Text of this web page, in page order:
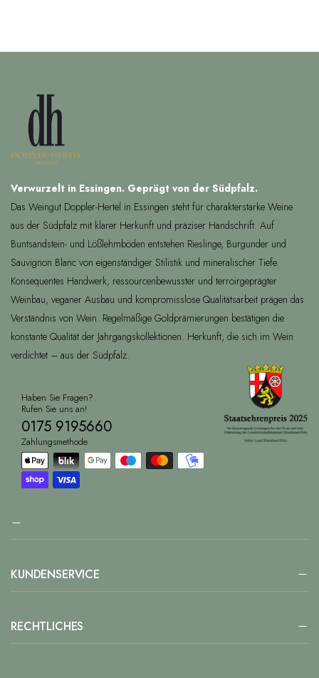
Verwurzelt in Essingen. Geprägt von der Südpfalz.
Das Weingut Doppler-Hertel in Essingen steht für charakterstarke Weine
aus der Südpfalz mit klarer Herkunft und präziser Handschrift. Auf
Buntsandstein- und Lößlehmböden entstehen Rieslinge, Burgunder und
Sauvignon Blanc von eigenständiger Stilistik und mineralischer Tiefe.
Konsequentes Handwerk, ressourcenbewusster und terroirgeprägter
Weinbau, veganer Ausbau und kompromisslose Qualitätsarbeit prägen das
Verständnis von Wein. Regelmäßige Goldprämierungen bestätigen die
konstante Qualität der Jahrgangskollektionen. Herkunft, die sich im Wein
verdichtet – aus der Südpfalz.
Haben Sie Fragen?
Rufen Sie uns an!
0175 9195660
Zahlungsmethode
KUNDENSERVICE
RECHTLICHES